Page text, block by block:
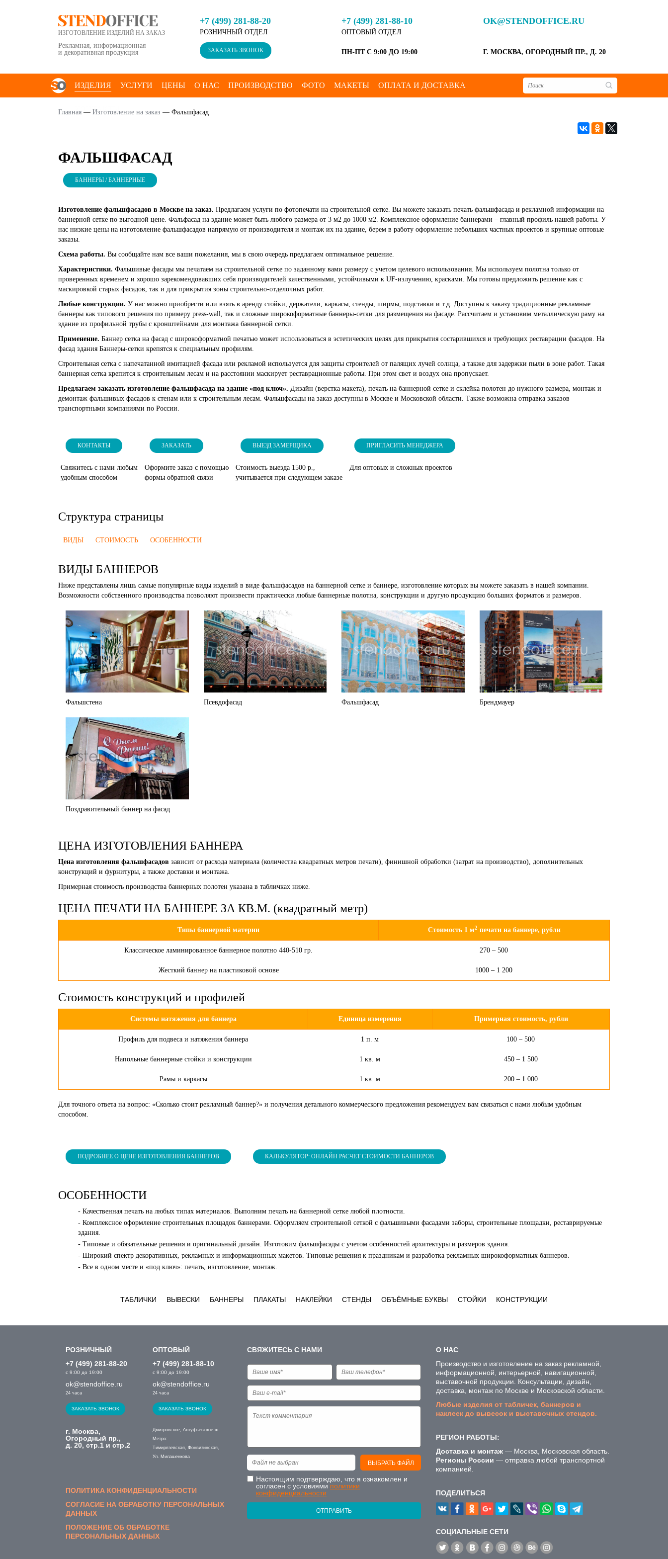
ИЗГОТОВЛЕНИЕ ИЗДЕЛИЙ НА ЗАКАЗ
Рекламная, информационная
и декоративная продукция
+7 (499) 281-88-20
РОЗНИЧНЫЙ ОТДЕЛ
ЗАКАЗАТЬ ЗВОНОК
+7 (499) 281-88-10
ОПТОВЫЙ ОТДЕЛ
ПН-ПТ С 9:00 ДО 19:00
OK@STENDOFFICE.RU
Г. МОСКВА, ОГОРОДНЫЙ ПР., Д. 20
ИЗДЕЛИЯ УСЛУГИ ЦЕНЫ О НАС ПРОИЗВОДСТВО ФОТО МАКЕТЫ ОПЛАТА И ДОСТАВКА
КОНТАКТЫ
Главная — Изготовление на заказ — Фальшфасад
ФАЛЬШФАСАД
БАННЕРЫ / БАННЕРНЫЕ
Изготовление фальшфасадов в Москве на заказ. Предлагаем услуги по фотопечати на строительной сетке. Вы можете заказать печать фальшфасада и рекламной информации на
баннерной сетке по выгодной цене. Фальфасад на здание может быть любого размера от 3 м2 до 1000 м2. Комплексное оформление баннерами – главный профиль нашей работы. У
нас низкие цены на изготовление фальшфасадов напрямую от производителя и монтаж их на здание, берем в работу оформление небольших частных проектов и крупные оптовые
заказы.
Схема работы. Вы сообщайте нам все ваши пожелания, мы в свою очередь предлагаем оптимальное решение.
Характеристики. Фальшивые фасады мы печатаем на строительной сетке по заданному вами размеру с учетом целевого использования. Мы используем полотна только от
проверенных временем и хорошо зарекомендовавших себя производителей качественными, устойчивыми к UF-излучению, красками. Мы готовы предложить решение как с
маскировкой старых фасадов, так и для прикрытия зоны строительно-отделочных работ.
Любые конструкции. У нас можно приобрести или взять в аренду стойки, держатели, каркасы, стенды, ширмы, подставки и т.д. Доступны к заказу традиционные рекламные
баннеры как типового решения по примеру press-wall, так и сложные широкоформатные баннеры-сетки для размещения на фасаде. Рассчитаем и установим металлическую раму на
здание из профильной трубы с кронштейнами для монтажа баннерной сетки.
Применение. Баннер сетка на фасад с широкоформатной печатью может использоваться в эстетических целях для прикрытия состарившихся и требующих реставрации фасадов. На
фасад здания Баннеры-сетки крепятся к специальным профилям.
Строительная сетка с напечатанной имитацией фасада или рекламой используется для защиты строителей от палящих лучей солнца, а также для задержки пыли в зоне работ. Такая
баннерная сетка крепится к строительным лесам и на расстоянии маскирует реставрационные работы. При этом свет и воздух она пропускает.
Предлагаем заказать изготовление фальшфасада на здание «под ключ». Дизайн (верстка макета), печать на баннерной сетке и склейка полотен до нужного размера, монтаж и
демонтаж фальшивых фасадов к стенам или к строительным лесам. Фальшфасады на заказ доступны в Москве и Московской области. Также возможна отправка заказов
транспортными компаниями по России.
КОНТАКТЫ
Свяжитесь с нами любым
удобным способом
ЗАКАЗАТЬ
Оформите заказ с помощью
формы обратной связи
ВЫЕЗД ЗАМЕРЩИКА
Стоимость выезда 1500 р.,
учитывается при следующем заказе
ПРИГЛАСИТЬ МЕНЕДЖЕРА
Для оптовых и сложных проектов
Структура страницы
ВИДЫ СТОИМОСТЬ ОСОБЕННОСТИ
ВИДЫ БАННЕРОВ
Ниже представлены лишь самые популярные виды изделий в виде фальшфасадов на баннерной сетке и баннере, изготовление которых вы можете заказать в нашей компании.
Возможности собственного производства позволяют произвести практически любые баннерные полотна, конструкции и другую продукцию больших форматов и размеров.
Фальшстена Псевдофасад Фальшфасад Брендмауер
Поздравительный баннер на фасад
ЦЕНА ИЗГОТОВЛЕНИЯ БАННЕРА
Цена изготовления фальшфасадов зависит от расхода материала (количества квадратных метров печати), финишной обработки (затрат на производство), дополнительных
конструкций и фурнитуры, а также доставки и монтажа.
Примерная стоимость производства баннерных полотен указана в табличках ниже.
ЦЕНА ПЕЧАТИ НА БАННЕРЕ ЗА КВ.М. (квадратный метр)
Типы баннерной материи Стоимость 1 м2 печати на баннере, рубли
Классическое ламинированное баннерное полотно 440-510 гр. 270 – 500
Жесткий баннер на пластиковой основе 1000 – 1 200
Стоимость конструкций и профилей
Системы натяжения для баннера Единица измерения Примерная стоимость, рубли
Профиль для подвеса и натяжения баннера 1 п. м 100 – 500
Напольные баннерные стойки и конструкции 1 кв. м 450 – 1 500
Рамы и каркасы 1 кв. м 200 – 1 000
Для точного ответа на вопрос: «Сколько стоит рекламный баннер?» и получения детального коммерческого предложения рекомендуем вам связаться с нами любым удобным
способом.
ПОДРОБНЕЕ О ЦЕНЕ ИЗГОТОВЛЕНИЯ БАННЕРОВ КАЛЬКУЛЯТОР: ОНЛАЙН РАСЧЕТ СТОИМОСТИ БАННЕРОВ
ОСОБЕННОСТИ
- Качественная печать на любых типах материалов. Выполним печать на баннерной сетке любой плотности.
- Комплексное оформление строительных площадок баннерами. Оформляем строительной сеткой с фальшивыми фасадами заборы, строительные площадки, реставрируемые
здания.
- Типовые и обязательные решения и оригинальный дизайн. Изготовим фальшфасады с учетом особенностей архитектуры и размеров здания.
- Широкий спектр декоративных, рекламных и информационных макетов. Типовые решения к праздникам и разработка рекламных широкоформатных баннеров.
- Все в одном месте и «под ключ»: печать, изготовление, монтаж.
ТАБЛИЧКИ ВЫВЕСКИ БАННЕРЫ ПЛАКАТЫ НАКЛЕЙКИ СТЕНДЫ ОБЪЁМНЫЕ БУКВЫ СТОЙКИ КОНСТРУКЦИИ
РОЗНИЧНЫЙ
+7 (499) 281-88-20
с 9:00 до 19:00
ok@stendoffice.ru
24 часа
ЗАКАЗАТЬ ЗВОНОК
ОПТОВЫЙ
+7 (499) 281-88-10
с 9:00 до 19:00
ok@stendoffice.ru
24 часа
ЗАКАЗАТЬ ЗВОНОК
г. Москва,
Огородный пр.,
д. 20, стр.1 и стр.2
Дмитровское, Алтуфьевское ш.
Метро:
Тимирязевская, Фонвизинская,
Ул. Милашенкова
ПОЛИТИКА КОНФИДЕНЦИАЛЬНОСТИ
СОГЛАСИЕ НА ОБРАБОТКУ ПЕРСОНАЛЬНЫХ
ДАННЫХ
ПОЛОЖЕНИЕ ОБ ОБРАБОТКЕ
ПЕРСОНАЛЬНЫХ ДАННЫХ
СВЯЖИТЕСЬ С НАМИ
ВЫБРАТЬ ФАЙЛ
Файл не выбран
Настоящим подтверждаю, что я ознакомлен и
согласен с условиями политики
конфиденциальности
ОТПРАВИТЬ
О НАС
Производство и изготовление на заказ рекламной,
информационной, интерьерной, навигационной,
выставочной продукции. Консультации, дизайн,
доставка, монтаж по Москве и Московской области.
Любые изделия от табличек, баннеров и
наклеек до вывесок и выставочных стендов.
РЕГИОН РАБОТЫ:
Доставка и монтаж — Москва, Московская область.
Регионы России — отправка любой транспортной
компанией.
ПОДЕЛИТЬСЯ
CОЦИАЛЬНЫЕ СЕТИ